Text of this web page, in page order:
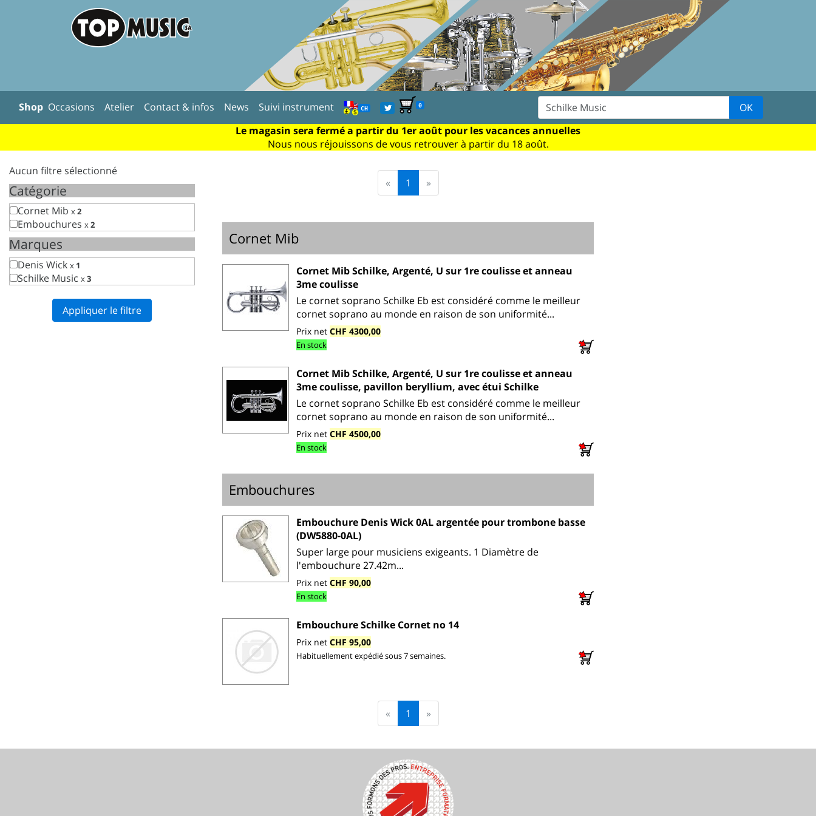
Shop Occasions Atelier Contact & infos News Suivi instrument CH 0
OK
Le magasin sera fermé a partir du 1er août pour les vacances annuelles
Nous nous réjouissons de vous retrouver à partir du 18 août.
Aucun filtre sélectionné
Catégorie
Cornet Mib x2
Embouchures x2
Marques
Denis Wick x 1
Schilke Music x3
Appliquer le filtre
« 1 »
Cornet Mib
Cornet Mib Schilke, Argenté, U sur 1re coulisse et anneau
3me coulisse
Le cornet soprano Schilke Eb est considéré comme le meilleur
cornet soprano au monde en raison de son uniformité...
Prix net CHF 4300,00
En stock
Cornet Mib Schilke, Argenté, U sur 1re coulisse et anneau
3me coulisse, pavillon beryllium, avec étui Schilke
Le cornet soprano Schilke Eb est considéré comme le meilleur
cornet soprano au monde en raison de son uniformité...
Prix net CHF 4500,00
En stock
Embouchures
Embouchure Denis Wick 0AL argentée pour trombone basse
(DW5880-0AL)
Super large pour musiciens exigeants. 1 Diamètre de
l'embouchure 27.42m...
Prix net CHF 90,00
En stock
Embouchure Schilke Cornet no 14
Prix net CHF 95,00
Habituellement expédié sous 7 semaines.
« 1 »